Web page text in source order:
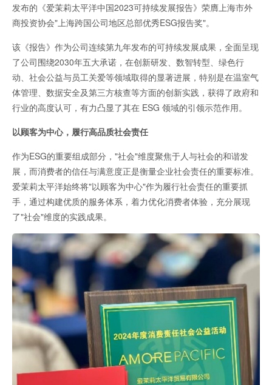
发布的《爱茉莉太平洋中国2023可持续发展报告》荣膺上海市外
商投资协会"上海跨国公司地区总部优秀ESG报告奖"。
该《报告》作为公司连续第九年发布的可持续发展成果，全面呈现
了公司围绕2030年五大承诺，在创新研发、数智转型、绿色行
动、社会公益与员工关爱等领域取得的显著进展，特别是在温室气
体管理、数据安全及第三方核查等方面的创新实践，获得了政府和
行业的高度认可，有力凸显了其在 ESG 领域的引领示范作用。
以顾客为中心，履行高品质社会责任
作为ESG的重要组成部分，"社会"维度聚焦于人与社会的和谐发
展，而消费者的信任与满意度正是衡量企业社会责任的重要标准。
爱茉莉太平洋始终将"以顾客为中心"作为履行社会责任的重要抓
手，通过构建优质的服务体系，着力优化消费者体验，充分展现
了"社会"维度的实践成果。